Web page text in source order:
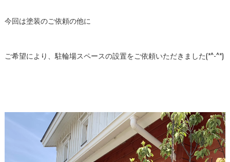
今回は塗装のご依頼の他に
ご希望により、駐輪場スペースの設置をご依頼いただきました(*^-^*)